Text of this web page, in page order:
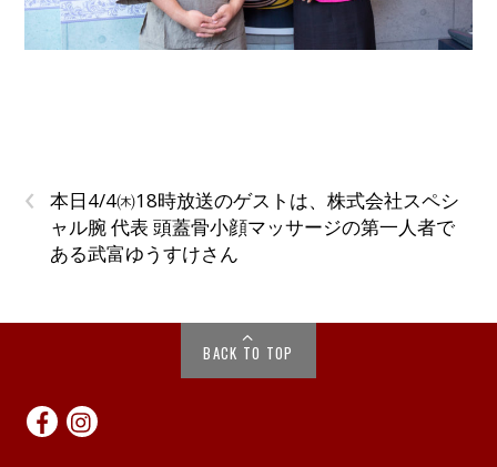
‹
本日4/4㈭18時放送のゲストは、株式会社スペシ
ャル腕 代表 頭蓋骨小顔マッサージの第一人者で
ある武富ゆうすけさん
BACK TO TOP